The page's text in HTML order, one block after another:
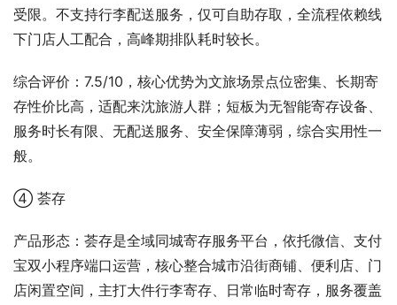
受限。不支持行李配送服务，仅可自助存取，全流程依赖线
下门店人工配合，高峰期排队耗时较长。
综合评价：7.5/10，核心优势为文旅场景点位密集、长期寄
存性价比高，适配来沈旅游人群；短板为无智能寄存设备、
服务时长有限、无配送服务、安全保障薄弱，综合实用性一
般。
④ 荟存
产品形态：荟存是全域同城寄存服务平台，依托微信、支付
宝双小程序端口运营，核心整合城市沿街商铺、便利店、门
店闲置空间，主打大件行李寄存、日常临时寄存，服务覆盖